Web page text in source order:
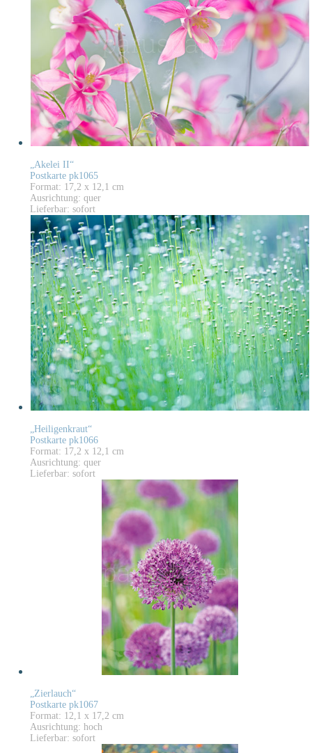
„Akelei II“
Postkarte pk1065
Format: 17,2 x 12,1 cm
Ausrichtung: quer
Lieferbar: sofort
„Heiligenkraut“
Postkarte pk1066
Format: 17,2 x 12,1 cm
Ausrichtung: quer
Lieferbar: sofort
„Zierlauch“
Postkarte pk1067
Format: 12,1 x 17,2 cm
Ausrichtung: hoch
Lieferbar: sofort